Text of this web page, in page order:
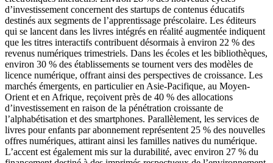
d’investissement concernent des startups de contenus éducatifs
destinés aux segments de l’apprentissage préscolaire. Les éditeurs
qui se lancent dans les livres intégrés en réalité augmentée indiquent
que les titres interactifs contribuent désormais à environ 22 % des
revenus numériques trimestriels. Dans les écoles et les bibliothèques,
environ 30 % des établissements se tournent vers des modèles de
licence numérique, offrant ainsi des perspectives de croissance. Les
marchés émergents, en particulier en Asie-Pacifique, au Moyen-
Orient et en Afrique, reçoivent près de 40 % des allocations
d’investissement en raison de la pénétration croissante de
l’alphabétisation et des smartphones. Parallèlement, les services de
livres pour enfants par abonnement représentent 25 % des nouvelles
offres numériques, attirant ainsi les familles natives du numérique.
L’accent est également mis sur la durabilité, avec environ 27 % du